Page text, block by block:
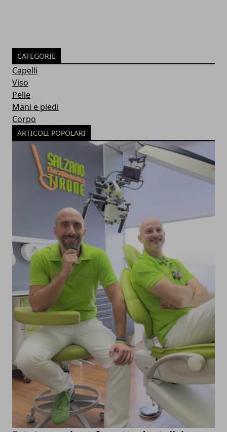
CATEGORIE
Capelli
Viso
Pelle
Mani e piedi
Corpo
ARTICOLI POPOLARI